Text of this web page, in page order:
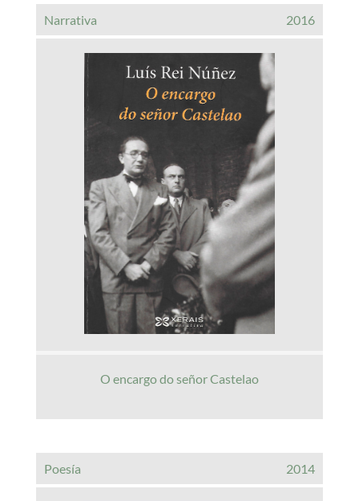
Narrativa 2016
O encargo do señor Castelao
Poesía 2014